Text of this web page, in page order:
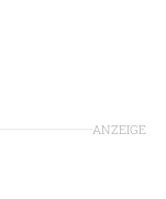
ANZEIGE